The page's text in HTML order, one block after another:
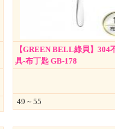
【GREEN BELL綠貝】304
具-布丁匙 GB-178
49 ~ 55